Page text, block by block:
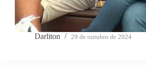
Darliton 29 de outubro de 2024